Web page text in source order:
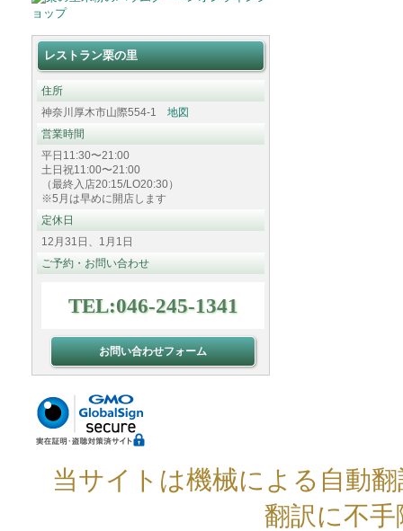
レストラン栗の里
住所
神奈川厚木市山際554-1 地図
営業時間
平日11:30〜21:00
土日祝11:00〜21:00
（最終入店20:15/LO20:30）
※5月は早めに開店します
定休日
12月31日、1月1日
ご予約・お問い合わせ
TEL:046-245-1341
お問い合わせフォーム
当サイトは機械による自動
翻訳に不